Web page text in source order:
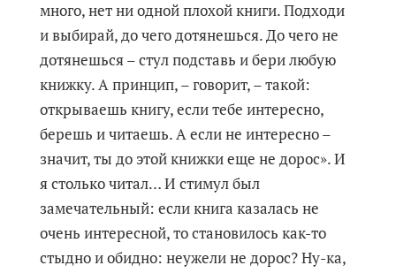
много, нет ни одной плохой книги. Подходи
и выбирай, до чего дотянешься. До чего не
дотянешься – стул подставь и бери любую
книжку. А принцип, – говорит, – такой:
открываешь книгу, если тебе интересно,
берешь и читаешь. А если не интересно –
значит, ты до этой книжки еще не дорос». И
я столько читал… И стимул был
замечательный: если книга казалась не
очень интересной, то становилось как-то
стыдно и обидно: неужели не дорос? Ну-ка,